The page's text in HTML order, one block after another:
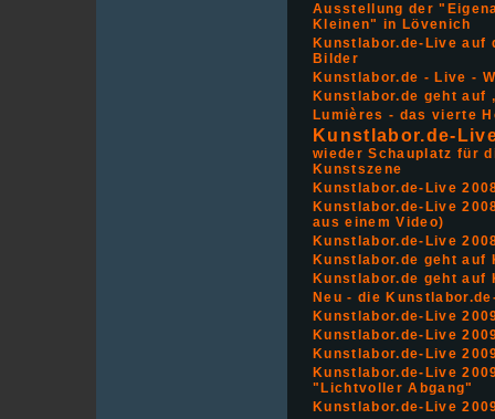
Ausstellung der
Kleinen" in Lövenich
Kunstlabor.de-Live auf
Bilder
Kunstlabor.de - Live -
Kunstlabor.de geht auf
Lumières - das vierte
Kunstlabor.de-
wieder Schauplatz für
Kunstszene
Kunstlabor.de-Live
Kunstlabor.de-Live
aus einem Video)
Kunstlabor.de-Live
Kunstlabor.de geht auf
Kunstlabor.de geht auf
Neu - die
Kunstlabor.de-Live
Kunstlabor.de-Live
Kunstlabor.de-Live
Kunstlabor.de-Live
"Lichtvoller Abgang"
Kunstlabor.de-Live